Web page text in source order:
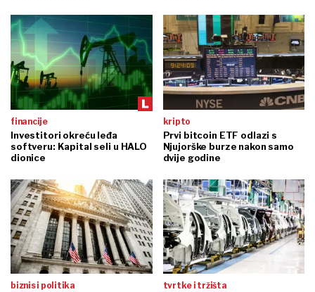
financije
Investitori okreću leđa
softveru: Kapital seli u HALO
dionice
kripto
Prvi bitcoin ETF odlazi s
Njujorške burze nakon samo
dvije godine
biznis i politika tvrtke i tržišta